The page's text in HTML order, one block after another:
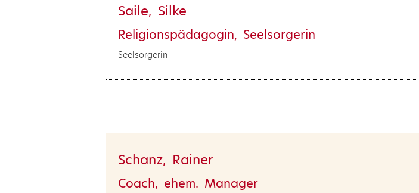
Saile, Silke
Religionspädagogin, Seelsorgerin
Seelsorgerin
Schanz, Rainer
Coach, ehem. Manager